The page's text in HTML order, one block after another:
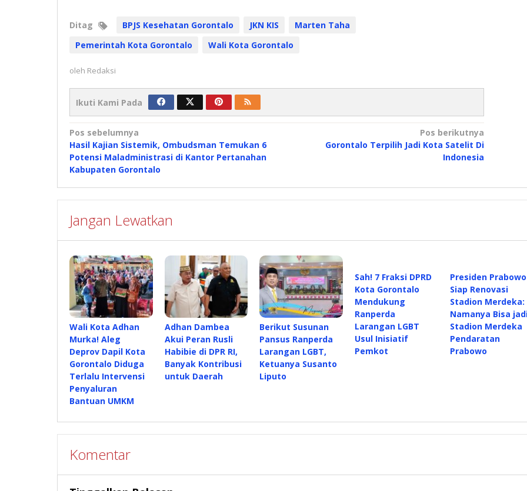
Ditag BPJS Kesehatan Gorontalo JKN KIS
Marten Taha
Pemerintah Kota Gorontalo
Wali Kota Gorontalo
oleh Redaksi
Ikuti Kami Pada
Navigasi
pos
Pos sebelumnya
Hasil Kajian Sistemik, Ombudsman Temukan 6
Potensi Maladministrasi di Kantor Pertanahan
Kabupaten Gorontalo
Pos berikutnya
Gorontalo Terpilih Jadi Kota Satelit Di
Indonesia
Jangan Lewatkan
Wali Kota Adhan
Murka! Aleg
Deprov Dapil Kota
Gorontalo Diduga
Terlalu Intervensi
Penyaluran
Bantuan UMKM
Adhan Dambea
Akui Peran Rusli
Habibie di DPR RI,
Banyak Kontribusi
untuk Daerah
Berikut Susunan
Pansus Ranperda
Larangan LGBT,
Ketuanya Susanto
Liputo
Sah! 7 Fraksi DPRD
Kota Gorontalo
Mendukung
Ranperda
Larangan LGBT
Usul Inisiatif
Pemkot
Presiden Prabowo
Siap Renovasi
Stadion Merdeka:
Namanya Bisa
Stadion Merdeka
Pendaratan
Prabowo
Komentar